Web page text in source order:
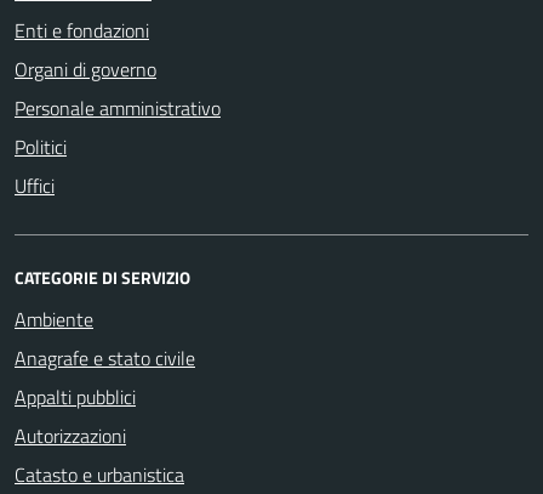
Enti e fondazioni
Organi di governo
Personale amministrativo
Politici
Uffici
CATEGORIE DI SERVIZIO
Ambiente
Anagrafe e stato civile
Appalti pubblici
Autorizzazioni
Catasto e urbanistica